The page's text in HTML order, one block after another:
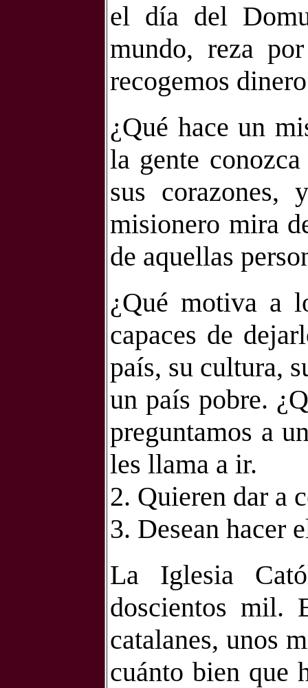
el día del
mundo, reza
recogemos
¿Qué hace un
la gente
sus
misionero mira
de aquellas
¿Qué motiva a
capaces de
país, su cultura,
un país pobre.
preguntamos a
les llama a ir.
2. Quieren dar a
3. Desean hacer
La Iglesia
doscientos mil.
catalanes, unos
cuánto bien que